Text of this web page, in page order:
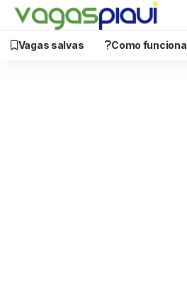
Vagas salvas Como funciona